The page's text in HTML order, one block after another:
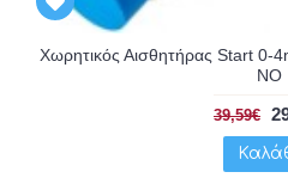
Χωρητικός Αισθητήρας Start 0-
NO
39,59€